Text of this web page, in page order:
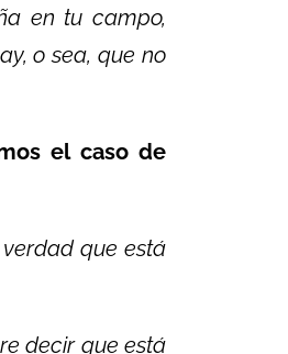
en tu campo,
o sea, que no
el caso de
que está
decir que está